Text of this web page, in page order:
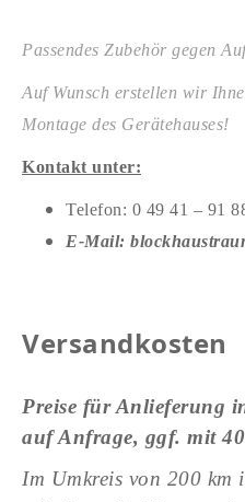
Passendes Zubehör gegen
Auf Wunsch erstellen wir
Montage des Gerätehauses!
Kontakt unter:
Telefon: 0 49 41 – 91
E-Mail:
Versandkosten
Preise für Anlieferung
auf Anfrage, ggf. mit
Im Umkreis von 200 km